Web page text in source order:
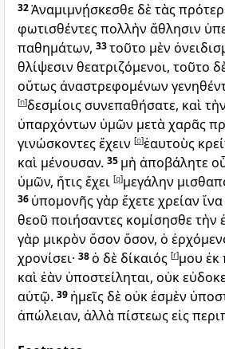
32Ἀναμιμνῄσκεσθε δὲ τὰς
φωτισθέντες πολλὴν ἄθλησιν
παθημάτων, 33τοῦτο μὲν
θλίψεσιν θεατριζόμενοι, τοῦτο
οὕτως ἀναστρεφομένων
[n]δεσμίοις συνεπαθήσατε, καὶ
ὑπαρχόντων ὑμῶν μετὰ χαρᾶς
γινώσκοντες ἔχειν [o]ἑαυτοὺς
καὶ μένουσαν. 35 μὴ ἀποβάλητε
ὑμῶν, ἥτις ἔχει [q]μεγάλην
36 ὑπομονῆς γὰρ ἔχετε χρείαν
θεοῦ ποιήσαντες κομίσησθε τὴν
γὰρ μικρὸν ὅσον ὅσον, ὁ
χρονίσει· 38ὁ δὲ δίκαιός [r]μου ἐκ
καὶ ἐὰν ὑποστείληται, οὐκ
αὐτῷ. 39 ἡμεῖς δὲ οὐκ ἐσμὲν
ἀπώλειαν, ἀλλὰ πίστεως εἰς